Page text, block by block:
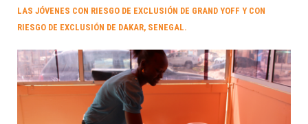
LAS JÓVENES CON RIESGO DE EXCLUSIÓN DE GRAND YOFF Y CON
RIESGO DE EXCLUSIÓN DE DAKAR, SENEGAL.